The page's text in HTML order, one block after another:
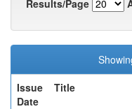
Results/Page
Issue
Date
Title